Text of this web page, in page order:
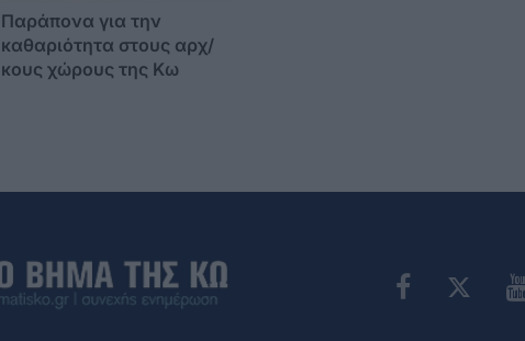
Παράπονα για την
καθαριότητα στους αρχ/
κους χώρους της Κω